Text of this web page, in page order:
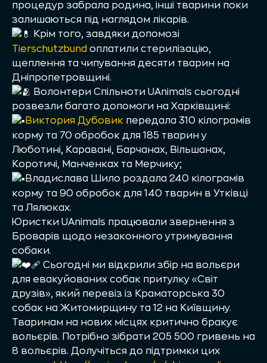
процедур забрала родина, інші тварини поки
залишаються під наглядом лікарів.
Крім того, завдяки допомозі
Tierschutzbund оплатили стерилізацію,
щеплення та чипування десяти тварин на
Дніпропетровщині.
Волонтери Спільноти UAnimals сьогодні
розвезли багато допомоги на Харківщині:
Виктория Дубовик передала 310 кілограмів
корму та 70 обробок для 185 тварин у
Люботині, Каравані, Барчанах, Вільшанах,
Коротичі, Манченках та Мерчику;
Владислава Шило роздала 240 кілограмів
корму та 90 обробок для 140 тварин в Утківці
та Лялюках.
Юристки UAnimals працювали звернення з
Броварів щодо незаконного утримування
собаки.
Сьогодні ми відкрили збір на вольєри
для евакуйованих собак притулку «Світ
друзів», який перевіз із Краматорська 30
собак на Житомирщину та 12 на Київщину.
Тваринам на нових місцях критично бракує
вольєрів. Потрібно зібрати 205 500 гривень на
8 вольєрів. Долучіться до підтримки цих